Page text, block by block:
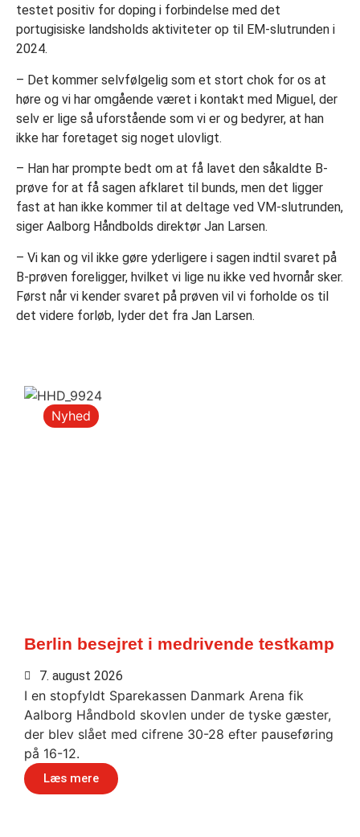
testet positiv for doping i forbindelse med det
portugisiske landsholds aktiviteter op til EM-slutrunden i
2024.
– Det kommer selvfølgelig som et stort chok for os at
høre og vi har omgående været i kontakt med Miguel, der
selv er lige så uforstående som vi er og bedyrer, at han
ikke har foretaget sig noget ulovligt.
– Han har prompte bedt om at få lavet den såkaldte B-
prøve for at få sagen afklaret til bunds, men det ligger
fast at han ikke kommer til at deltage ved VM-slutrunden,
siger Aalborg Håndbolds direktør Jan Larsen.
– Vi kan og vil ikke gøre yderligere i sagen indtil svaret på
B-prøven foreligger, hvilket vi lige nu ikke ved hvornår sker.
Først når vi kender svaret på prøven vil vi forholde os til
det videre forløb, lyder det fra Jan Larsen.
Nyhed
Berlin besejret i medrivende testkamp
7. august 2026
I en stopfyldt Sparekassen Danmark Arena fik
Aalborg Håndbold skovlen under de tyske gæster,
der blev slået med cifrene 30-28 efter pauseføring
på 16-12.
Læs mere